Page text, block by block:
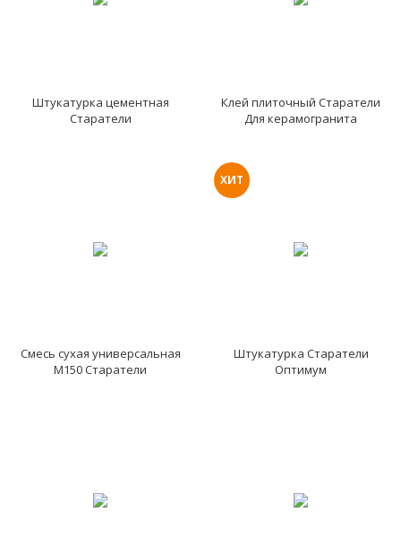
Штукатурка цементная
Старатели
Клей плиточный Старатели
Для керамогранита
Смесь сухая универсальная
М150 Старатели
ХИТ
Штукатурка Старатели
Оптимум